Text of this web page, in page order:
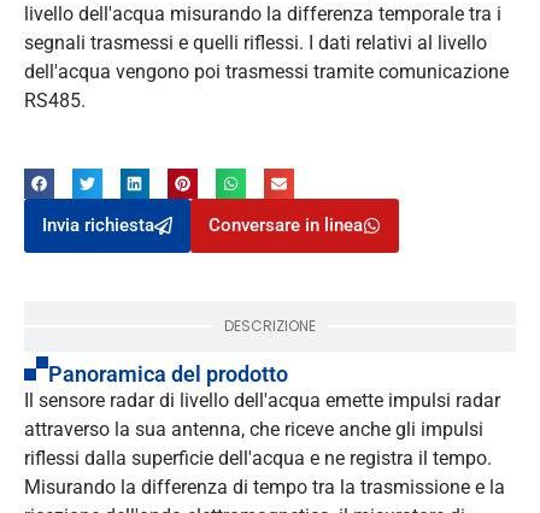
livello dell'acqua misurando la differenza temporale tra i
segnali trasmessi e quelli riflessi. I dati relativi al livello
dell'acqua vengono poi trasmessi tramite comunicazione
RS485.
Invia richiesta Conversare in linea
DESCRIZIONE
Panoramica del prodotto
Il sensore radar di livello dell'acqua emette impulsi radar
attraverso la sua antenna, che riceve anche gli impulsi
riflessi dalla superficie dell'acqua e ne registra il tempo.
Misurando la differenza di tempo tra la trasmissione e la